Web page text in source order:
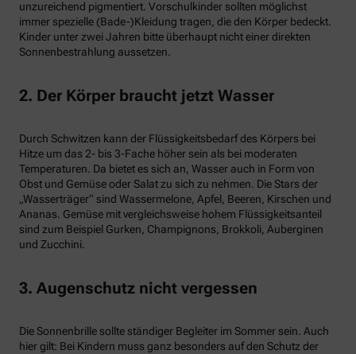
unzureichend pigmentiert. Vorschulkinder sollten möglichst
immer spezielle (Bade-)Kleidung tragen, die den Körper bedeckt.
Kinder unter zwei Jahren bitte überhaupt nicht einer direkten
Sonnenbestrahlung aussetzen.
2. Der Körper braucht jetzt Wasser
Durch Schwitzen kann der Flüssigkeitsbedarf des Körpers bei
Hitze um das 2- bis 3-Fache höher sein als bei moderaten
Temperaturen. Da bietet es sich an, Wasser auch in Form von
Obst und Gemüse oder Salat zu sich zu nehmen. Die Stars der
„Wasserträger“ sind Wassermelone, Apfel, Beeren, Kirschen und
Ananas. Gemüse mit vergleichsweise hohem Flüssigkeitsanteil
sind zum Beispiel Gurken, Champignons, Brokkoli, Auberginen
und Zucchini.
3. Augenschutz nicht vergessen
Die Sonnenbrille sollte ständiger Begleiter im Sommer sein. Auch
hier gilt: Bei Kindern muss ganz besonders auf den Schutz der